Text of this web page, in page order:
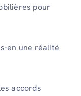
pour
en une réalité
accords